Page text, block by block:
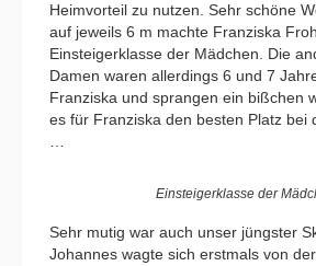
Heimvorteil zu nutzen. Sehr schöne
auf jeweils 6 m machte Franziska
Einsteigerklasse der Mädchen. Die
Damen waren allerdings 6 und 7
Franziska und sprangen ein bißchen
es für Franziska den besten Platz bei
Einsteigerklasse der
Sehr mutig war auch unser jüngster
Johannes wagte sich erstmals von